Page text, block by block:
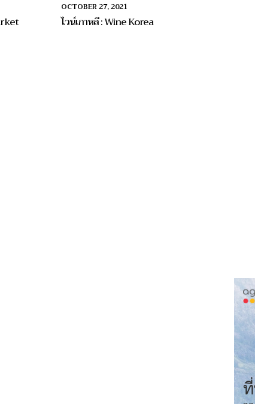
OCTOBER 27, 2021
ไวน์เกาหลี : Wine Korea